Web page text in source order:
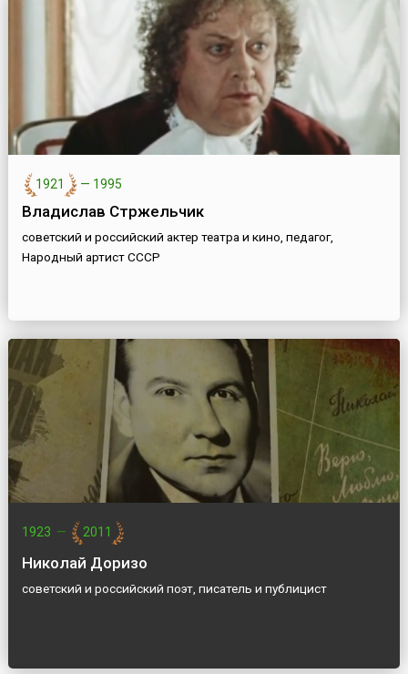
1921 — 1995
Владислав Стржельчик
советский и российский актер театра и кино, педагог,
Народный артист СССР
1923 — 2011
Николай Доризо
советский и российский поэт, писатель и публицист